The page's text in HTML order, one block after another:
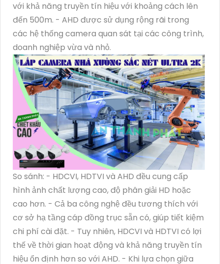
với khả năng truyền tín hiệu với khoảng cách lên
đến 500m. - AHD được sử dụng rộng rãi trong
các hệ thống camera quan sát tại các công trình,
doanh nghiệp vừa và nhỏ.
So sánh: - HDCVI, HDTVI và AHD đều cung cấp
hình ảnh chất lượng cao, độ phân giải HD hoặc
cao hơn. - Cả ba công nghệ đều tương thích với
cơ sở hạ tầng cáp đồng trục sẵn có, giúp tiết kiệm
chi phí cài đặt. - Tuy nhiên, HDCVI và HDTVI có lợi
thế về thời gian hoạt động và khả năng truyền tín
hiệu ổn định hơn so với AHD. - Khi lựa chọn giữa